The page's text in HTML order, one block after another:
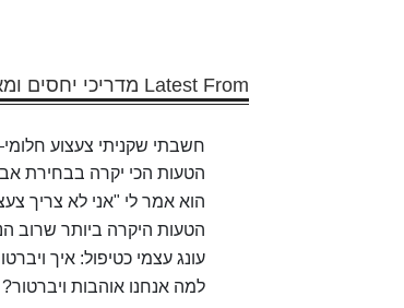
Latest From מדריכי יחסים ומאמרי הדרכה
חשבתי שקניתי צעצוע
הטעות הכי יקרה בבחירת
הוא אמר לי "אני לא צריך
הטעות היקרה ביותר שרוב
עונג עצמי כטיפול: איך
למה אנחנו אוהבות ויברטור? שיחה